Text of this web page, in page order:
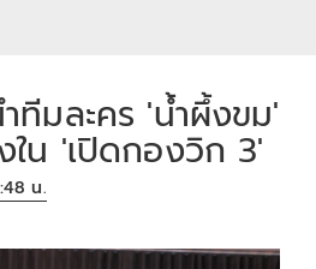
ทีมละคร 'น้ำผึ้งขม'
ใน 'เปิดกองวิก 3'
น.